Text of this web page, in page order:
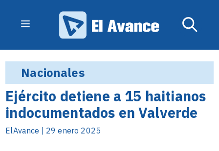
Nacionales
Ejército detiene a 15 haitianos
indocumentados en Valverde
ElAvance | 29 enero 2025